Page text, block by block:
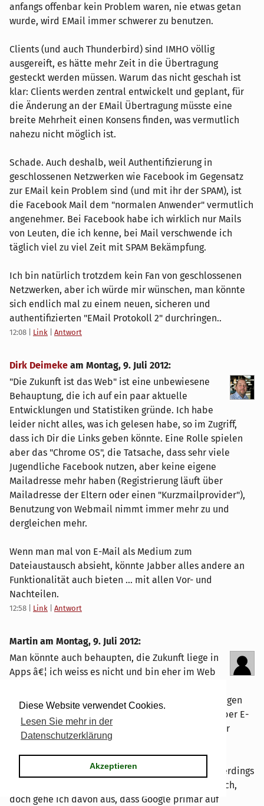
Diese Website verwendet Cookies.
Lesen Sie mehr in der
Datenschutzerklärung
Akzeptieren
anfangs offenbar kein Problem waren, nie etwas getan
wurde, wird EMail immer schwerer zu benutzen.
Clients (und auch Thunderbird) sind IMHO völlig
ausgereift, es hätte mehr Zeit in die Übertragung
gesteckt werden müssen. Warum das nicht geschah ist
klar: Clients werden zentral entwickelt und geplant, für
die Änderung an der EMail Übertragung müsste eine
breite Mehrheit einen Konsens finden, was vermutlich
nahezu nicht möglich ist.
Schade. Auch deshalb, weil Authentifizierung in
geschlossenen Netzwerken wie Facebook im Gegensatz
zur EMail kein Problem sind (und mit ihr der SPAM), ist
die Facebook Mail dem "normalen Anwender" vermutlich
angenehmer. Bei Facebook habe ich wirklich nur Mails
von Leuten, die ich kenne, bei Mail verschwende ich
täglich viel zu viel Zeit mit SPAM Bekämpfung.
Ich bin natürlich trotzdem kein Fan von geschlossenen
Netzwerken, aber ich würde mir wünschen, man könnte
sich endlich mal zu einem neuen, sicheren und
authentifizierten "EMail Protokoll 2" durchringen..
12:08 Link Antwort
Dirk Deimeke am Montag, 9. Juli 2012:
"Die Zukunft ist das Web" ist eine unbewiesene
Behauptung, die ich auf ein paar aktuelle
Entwicklungen und Statistiken gründe. Ich habe
leider nicht alles, was ich gelesen habe, so im Zugriff,
dass ich Dir die Links geben könnte. Eine Rolle spielen
aber das "Chrome OS", die Tatsache, dass sehr viele
Jugendliche Facebook nutzen, aber keine eigene
Mailadresse mehr haben (Registrierung läuft über
Mailadresse der Eltern oder einen "Kurzmailprovider"),
Benutzung von Webmail nimmt immer mehr zu und
dergleichen mehr.
Wenn man mal von E-Mail als Medium zum
Dateiaustausch absieht, könnte Jabber alles andere an
Funktionalität auch bieten ... mit allen Vor- und
Nachteilen.
12:58 Link Antwort
Martin am Montag, 9. Juli 2012:
Man könnte auch behaupten, die Zukunft liege in
Apps â€¦ ich weiss es nicht und bin eher im Web
(beziehungsweise Web-Apps) üblicherweise überlegen
sind â€“ das passt ja auch wieder zur Diskussion über E-
Mail im Web oder lokal, auch wenn das Â«entweder
oderÂ»Â nicht zwingend ist.
Chrome OS sehe ich in diesem Zusammenhang allerdings
nicht als massgebend an. Vielleicht kommt das noch,
doch gehe ich davon aus, dass Google primär auf